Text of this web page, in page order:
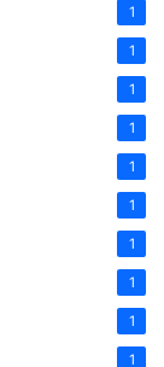
1
1
1
1
1
1
1
1
1
1